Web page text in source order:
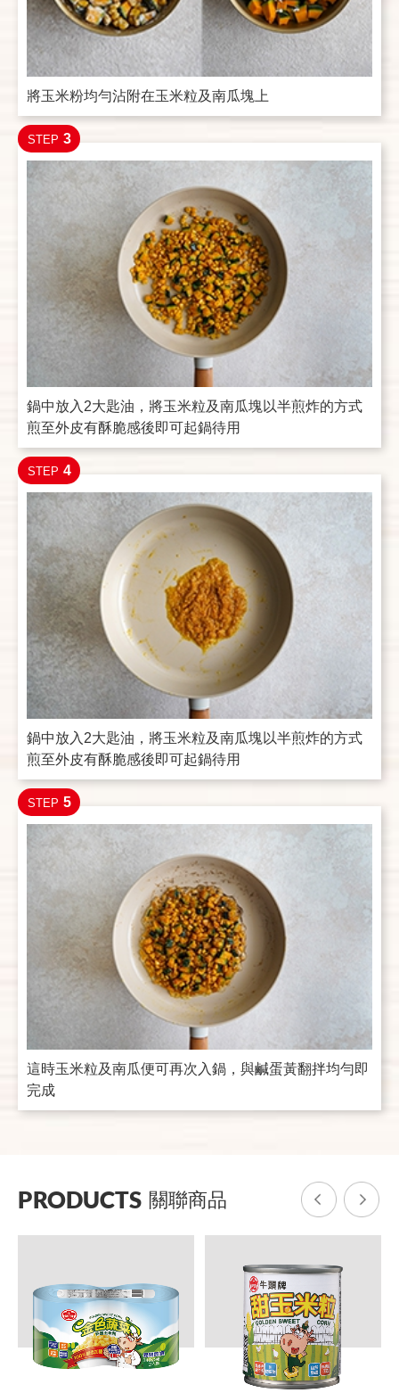
將玉米粉均勻沾附在玉米粒及南瓜塊上
STEP 3
鍋中放入2大匙油，將玉米粒及南瓜塊以半煎炸的方式
煎至外皮有酥脆感後即可起鍋待用
STEP 4
鍋中放入2大匙油，將玉米粒及南瓜塊以半煎炸的方式
煎至外皮有酥脆感後即可起鍋待用
STEP 5
這時玉米粒及南瓜便可再次入鍋，與鹹蛋黃翻拌均勻即
完成
PRODUCTS 關聯商品